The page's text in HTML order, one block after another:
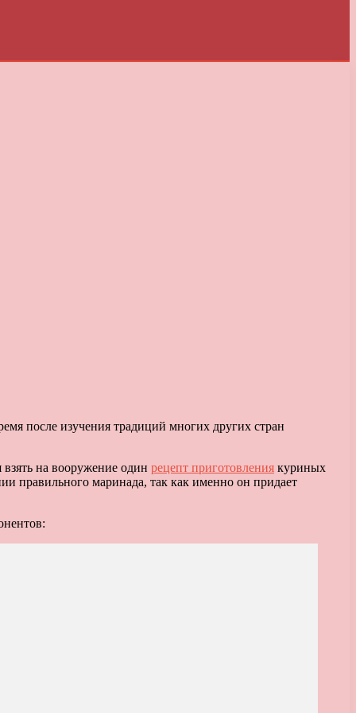
после изучения традиций многих других стран
на вооружение один рецепт приготовления куриных
правильного маринада, так как именно он придает